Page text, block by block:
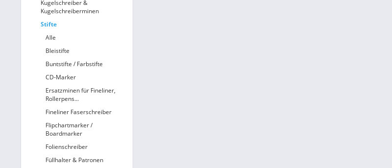
Kugelschreiber &
Kugelschreiberminen
Stifte
Alle
Bleistifte
Buntstifte / Farbstifte
CD-Marker
Ersatzminen für Fineliner,
Rollerpens...
Fineliner Faserschreiber
Flipchartmarker /
Boardmarker
Folienschreiber
Füllhalter & Patronen